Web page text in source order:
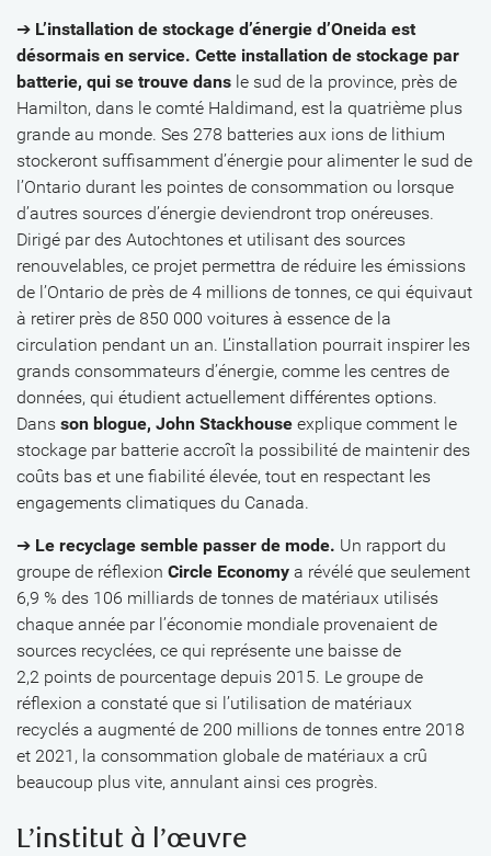
➔ L’installation de stockage d’énergie d’Oneida est
désormais en service. Cette installation de stockage par
batterie, qui se trouve dans le sud de la province, près de
Hamilton, dans le comté Haldimand, est la quatrième plus
grande au monde. Ses 278 batteries aux ions de lithium
stockeront suffisamment d’énergie pour alimenter le sud de
l’Ontario durant les pointes de consommation ou lorsque
d’autres sources d’énergie deviendront trop onéreuses.
Dirigé par des Autochtones et utilisant des sources
renouvelables, ce projet permettra de réduire les émissions
de l’Ontario de près de 4 millions de tonnes, ce qui équivaut
à retirer près de 850 000 voitures à essence de la
circulation pendant un an. L’installation pourrait inspirer les
grands consommateurs d’énergie, comme les centres de
données, qui étudient actuellement différentes options.
Dans son blogue, John Stackhouse explique comment le
stockage par batterie accroît la possibilité de maintenir des
coûts bas et une fiabilité élevée, tout en respectant les
engagements climatiques du Canada.
➔ Le recyclage semble passer de mode. Un rapport du
groupe de réflexion Circle Economy a révélé que seulement
6,9 % des 106 milliards de tonnes de matériaux utilisés
chaque année par l’économie mondiale provenaient de
sources recyclées, ce qui représente une baisse de
2,2 points de pourcentage depuis 2015. Le groupe de
réflexion a constaté que si l’utilisation de matériaux
recyclés a augmenté de 200 millions de tonnes entre 2018
et 2021, la consommation globale de matériaux a crû
beaucoup plus vite, annulant ainsi ces progrès.
L’institut à l’œuvre